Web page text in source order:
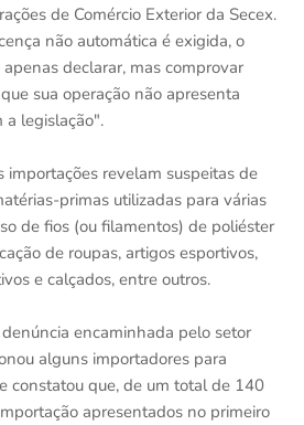
de Comércio Exterior da Secex.
não automática é exigida, o
declarar, mas comprovar
sua operação não apresenta
a legislação".
importações revelam suspeitas de
primas utilizadas para várias
de fios (ou filamentos) de poliéster
de roupas, artigos esportivos,
e calçados, entre outros.
encaminhada pelo setor
alguns importadores para
constatou que, de um total de 140
apresentados no primeiro